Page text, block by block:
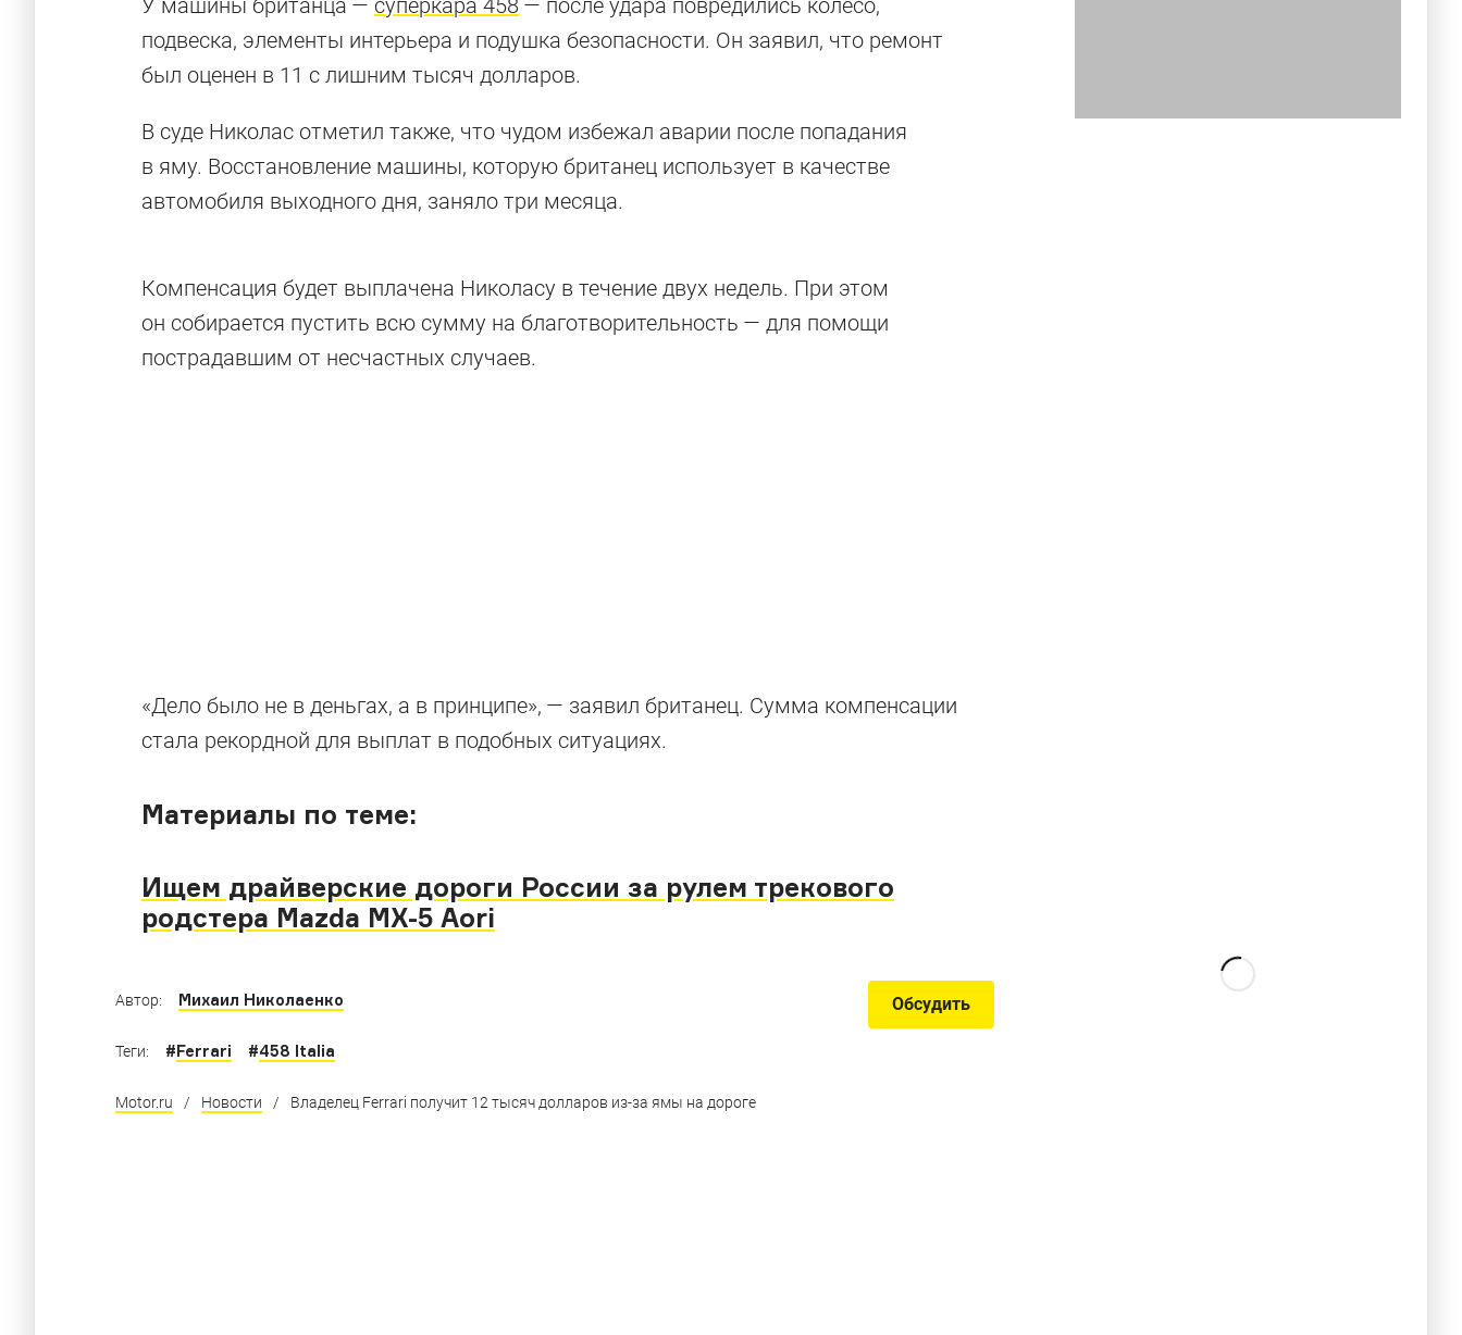
У машины британца — суперкара 458 — после удара повредились колесо,
подвеска, элементы интерьера и подушка безопасности. Он заявил, что ремонт
был оценен в 11 с лишним тысяч долларов.
В суде Николас отметил также, что чудом избежал аварии после попадания
в яму. Восстановление машины, которую британец использует в качестве
автомобиля выходного дня, заняло три месяца.
Атмосфера Италии
Фотографии суперкара Ferrari 488 GTB
Компенсация будет выплачена Николасу в течение двух недель. При этом
он собирается пустить всю сумму на благотворительность — для помощи
пострадавшим от несчастных случаев.
«Дело было не в деньгах, а в принципе», — заявил британец. Сумма компенсации
стала рекордной для выплат в подобных ситуациях.
Материалы по теме:
Ищем драйверские дороги России за рулем трекового
родстера Mazda MX-5 Aori
Обсудить
Автор: Михаил Николаенко
Теги: #Ferrari #458 Italia
Motor.ru / Новости / Владелец Ferrari получит 12 тысяч долларов из-за ямы на дороге